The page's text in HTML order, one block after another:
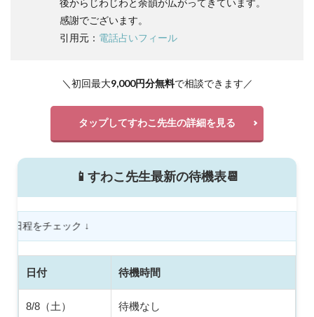
感謝でございます。
引用元： 電話占いフィール
＼初回最大9,000円分無料で相談できます／
タップしてすわこ先生の詳細を見る
📱すわこ先生最新の待機表📆
日付 待機時間
8/8（土） 待機なし